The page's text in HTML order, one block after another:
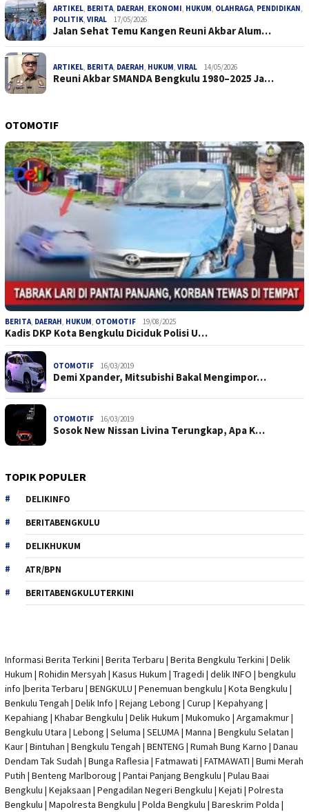
ARTIKEL, BERITA, DAERAH, EKONOMI, HUKUM, OLAHRAGA, PENDIDIKAN,
POLITIK, VIRAL 17/05/2026
Jalan Sehat Temu Kangen Reuni Akbar Alum…
ARTIKEL, BERITA, DAERAH, HUKUM, VIRAL 14/05/2026
Reuni Akbar SMANDA Bengkulu 1980–2025 Ja…
OTOMOTIF
BERITA, DAERAH, HUKUM, OTOMOTIF 19/08/2025
Kadis DKP Kota Bengkulu Diciduk Polisi U…
OTOMOTIF 16/03/2019
Demi Xpander, Mitsubishi Bakal Mengimpor…
OTOMOTIF 16/03/2019
Sosok New Nissan Livina Terungkap, Apa K…
TOPIK POPULER
DELIKINFO
BERITABENGKULU
DELIKHUKUM
ATR/BPN
BERITABENGKULUTERKINI
Informasi Berita Terkini | Berita Terbaru | Berita Bengkulu Terkini | Delik
Hukum | Rohidin Mersyah | Kasus Hukum | Tragedi | delik INFO | bengkulu
info |berita Terbaru | BENGKULU | Penemuan bengkulu | Kota Bengkulu |
Benkulu Tengah | Delik Info | Rejang Lebong | Curup | Kepahyang |
Kepahiang | Khabar Bengkulu | Delik Hukum | Mukomuko | Argamakmur |
Bengkulu Utara | Lebong | Seluma | SELUMA | Manna | Bengkulu Selatan |
Kaur | Bintuhan | Bengkulu Tengah | BENTENG | Rumah Bung Karno | Danau
Dendam Tak Sudah | Bunga Raflesia | Fatmawati | FATMAWATI | Bumi Merah
Putih | Benteng Marlboroug | Pantai Panjang Bengkulu | Pulau Baai
Bengkulu | Kejaksaan | Pengadilan Negeri Bengkulu | Kejati | Polresta
Bengkulu | Mapolresta Bengkulu | Polda Bengkulu | Bareskrim Polda |